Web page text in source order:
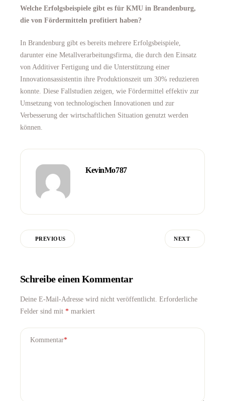
Welche Erfolgsbeispiele gibt es für KMU in Brandenburg,
die von Fördermitteln profitiert haben?
In Brandenburg gibt es bereits mehrere Erfolgsbeispiele,
darunter eine Metallverarbeitungsfirma, die durch den Einsatz
von Additiver Fertigung und die Unterstützung einer
Innovationsassistentin ihre Produktionszeit um 30% reduzieren
konnte. Diese Fallstudien zeigen, wie Fördermittel effektiv zur
Umsetzung von technologischen Innovationen und zur
Verbesserung der wirtschaftlichen Situation genutzt werden
können.
KevinMo787
PREVIOUS NEXT
Schreibe einen Kommentar
Deine E-Mail-Adresse wird nicht veröffentlicht. Erforderliche
Felder sind mit * markiert
Kommentar*